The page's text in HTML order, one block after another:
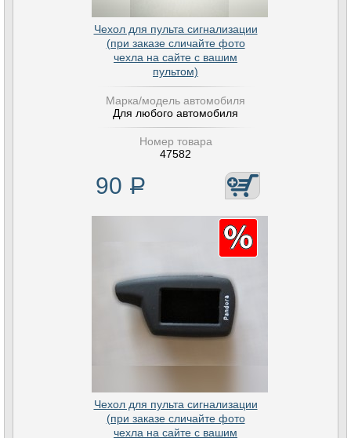
Чехол для пульта сигнализации
(при заказе сличайте фото
чехла на сайте с вашим
пультом)
Марка/модель автомобиля
Для любого автомобиля
Номер товара
47582
90 Р
Чехол для пульта сигнализации
(при заказе сличайте фото
чехла на сайте с вашим